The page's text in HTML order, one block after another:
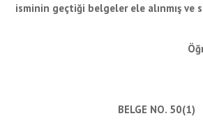
isminin geçtiği belgeler ele alınmış ve
BELGE NO. 50(1)